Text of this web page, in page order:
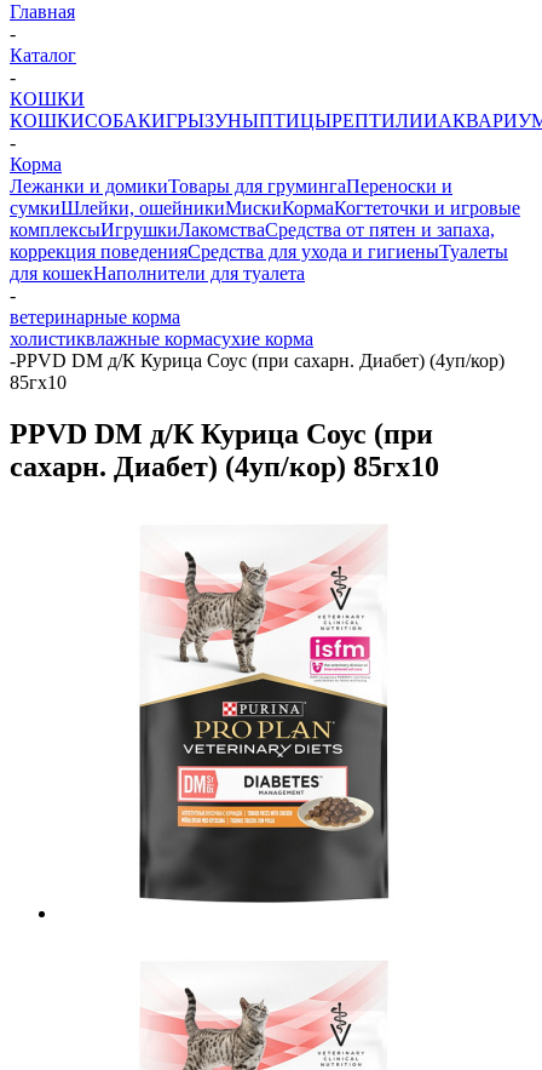
Главная
-
Каталог
-
КОШКИ
КОШКИСОБАКИГРЫЗУНЫПТИЦЫРЕПТИЛИИ
-
Корма
Лежанки и домикиТовары для грумингаПереноски и
сумкиШлейки, ошейникиМискиКормаКогтеточки и игровые
комплексыИгрушкиЛакомстваСредства от пятен и запаха,
коррекция поведенияСредства для ухода и гигиеныТуалеты
для кошекНаполнители для туалета
-
ветеринарные корма
холистиквлажные кормасухие корма
-PPVD DM д/К Курица Соус (при сахарн. Диабет) (4уп/кор)
85гх10
PPVD DM д/К Курица Соус (при
сахарн. Диабет) (4уп/кор) 85гх10